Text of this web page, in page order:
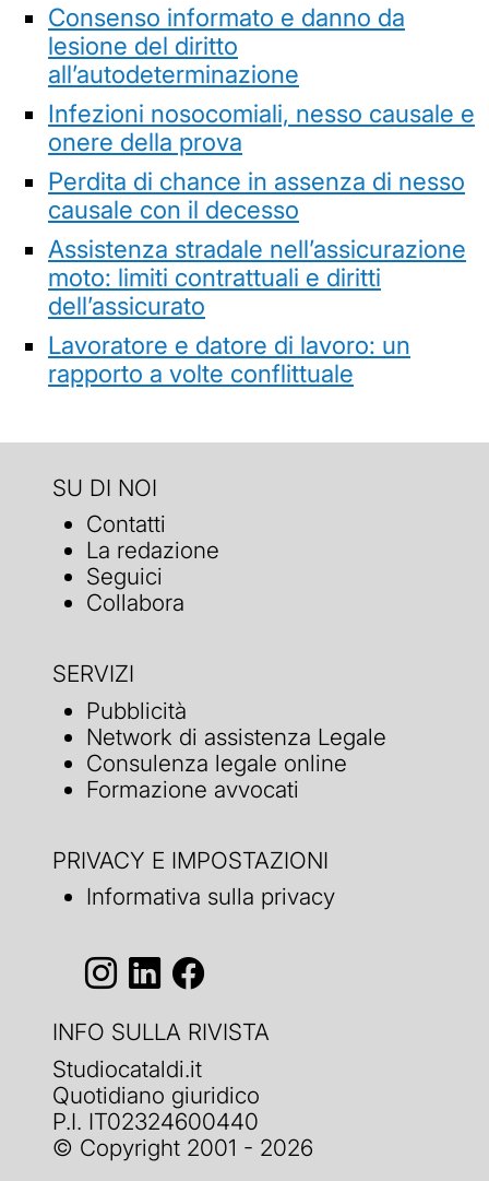
Consenso informato e danno da
lesione del diritto
all’autodeterminazione
Infezioni nosocomiali, nesso causale e
onere della prova
Perdita di chance in assenza di nesso
causale con il decesso
Assistenza stradale nell’assicurazione
moto: limiti contrattuali e diritti
dell’assicurato
Lavoratore e datore di lavoro: un
rapporto a volte conflittuale
SU DI NOI
Contatti
La redazione
Seguici
Collabora
SERVIZI
Pubblicità
Network di assistenza Legale
Consulenza legale online
Formazione avvocati
PRIVACY E IMPOSTAZIONI
Informativa sulla privacy
INFO SULLA RIVISTA
Studiocataldi.it
Quotidiano giuridico
P.I. IT02324600440
© Copyright 2001 - 2026